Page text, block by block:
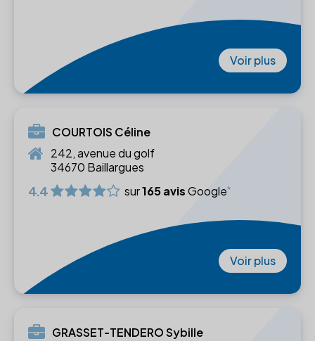
Voir plus
COURTOIS Céline
242, avenue du golf
34670 Baillargues
4.4 sur165 avisGoogle
Voir plus
GRASSET-TENDERO Sybille